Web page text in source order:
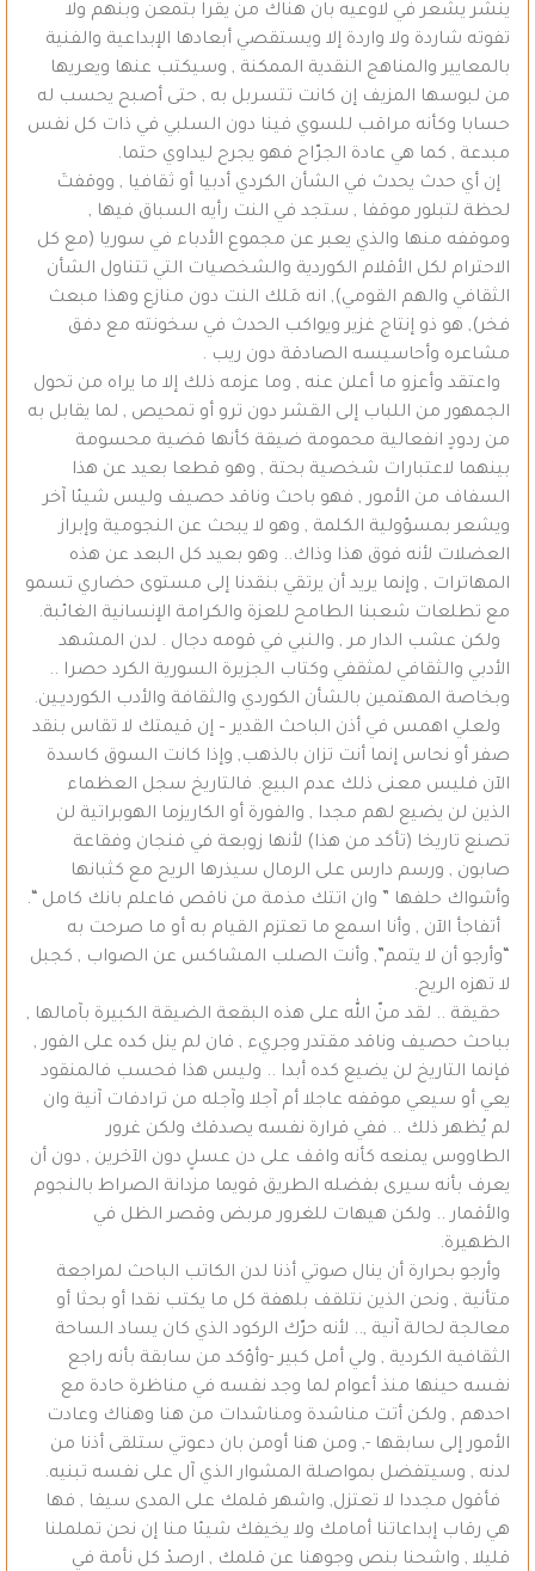
ينشر يشعر في لاوعيه بان هناك من يقرا بتمعن وبنهم ولا
تفوته شاردة ولا واردة إلا ويستقصي أبعادها الإبداعية والفنية
بالمعايير والمناهج النقدية الممكنة , وسيكتب عنها ويعريها
من لبوسها المزيف إن كانت تتسربل به , حتى أصبح يحسب له
حسابا وكأنه مراقب للسوي فينا دون السلبي في ذات كل نفس
مبدعة , كما هي عادة الجرّاح فهو يجرح ليداوي حتما.
إن أي حدث يحدث في الشأن الكردي أدبيا أو ثقافيا , ووقفتَ
لحظة لتبلور موقفا , ستجد في النت رأيه السباق فيها ,
وموقفه منها والذي يعبر عن مجموع الأدباء في سوريا (مع كل
الاحترام لكل الأقلام الكوردية والشخصيات التي تتناول الشأن
الثقافي والهم القومي), انه مَلك النت دون منازع وهذا مبعث
فخر), هو ذو إنتاج غزير ويواكب الحدث في سخونته مع دفق
مشاعره وأحاسيسه الصادقة دون ريب .
واعتقد وأعزو ما أعلن عنه , وما عزمه ذلك إلا ما يراه من تحول
الجمهور من اللباب إلى القشر دون ترو أو تمحيص , لما يقابل به
من ردودٍ انفعالية محمومة ضيقة كأنها قضية محسومة
بينهما لاعتبارات شخصية بحتة , وهو قطعا بعيد عن هذا
السفاف من الأمور , فهو باحث وناقد حصيف وليس شيئا آخر
ويشعر بمسؤولية الكلمة , وهو لا يبحث عن النجومية وإبراز
العضلات لأنه فوق هذا وذاك.. وهو بعيد كل البعد عن هذه
المهاترات , وإنما يريد أن يرتقي بنقدنا إلى مستوى حضاري تسمو
مع تطلعات شعبنا الطامح للعزة والكرامة الإنسانية الغائبة.
ولكن عشب الدار مر , والنبي في قومه دجال . لدن المشهد
الأدبي والثقافي لمثقفي وكتاب الجزيرة السورية الكرد حصرا ..
وبخاصة المهتمين بالشأن الكوردي والثقافة والأدب الكورديـين.
ولعلي اهمس في أذن الباحث القدير – إن قيمتك لا تقاس بنقد
صفر أو نحاس إنما أنت تزان بالذهب, وإذا كانت السوق كاسدة
الآن فليس معنى ذلك عدم البيع. فالتاريخ سجل العظماء
الذين لن يضيع لهم مجدا , والفورة أو الكاريزما الهوبراتية لن
تصنع تاريخا (تأكد من هذا) لأنها زوبعة في فنجان وفقاعة
صابون , ورسم دارس على الرمال سيذرها الريح مع كثبانها
وأشواك حلفها ” وان اتتك مذمة من ناقص فاعلم بانك كامل “.
أتفاجأ الآن , وأنا اسمع ما تعتزم القيام به أو ما صرحت به
“وأرجو أن لا يتمم”, وأنت الصلب المشاكس عن الصواب , كجبل
لا تهزه الريح.
حقيقة .. لقد منّ الله على هذه البقعة الضيقة الكبيرة بآمالها ,
بباحث حصيف وناقد مقتدر وجريء , فان لم ينل كده على الفور ,
فإنما التاريخ لن يضيع كده أبدا .. وليس هذا فحسب فالمنقود
يعي أو سيعي موقفه عاجلا أم آجلا وآجله من ترادفات آنية وان
لم يُظهر ذلك .. ففي قرارة نفسه يصدقك ولكن غرور
الطاووس يمنعه كأنه واقف على دن عسلٍ دون الآخرين , دون أن
يعرف بأنه سيرى بفضله الطريق قويما مزدانة الصراط بالنجوم
والأقمار .. ولكن هيهات للغرور مربض وقصر الظل في
الظهيرة.
وأرجو بحرارة أن ينال صوتي أذنا لدن الكاتب الباحث لمراجعة
متأنية , ونحن الذين نتلقف بلهفة كل ما يكتب نقدا أو بحثا أو
معالجة لحالة آنية ,.. لأنه حرّك الركود الذي كان يساد الساحة
الثقافية الكردية , ولي أمل كبير -وأؤكد من سابقة بأنه راجع
نفسه حينها منذ أعوام لما وجد نفسه في مناظرة حادة مع
احدهم , ولكن أتت مناشدة ومناشدات من هنا وهناك وعادت
الأمور إلى سابقها -, ومن هنا أومن بان دعوتي ستلقى أذنا من
لدنه , وسيتفضل بمواصلة المشوار الذي آل على نفسه تبنيه.
فأقول مجددا لا تعتزل, واشهر قلمك على المدى سيفا , فها
هي رقاب إبداعاتنا أمامك ولا يخيفك شيئا منا إن نحن تململنا
قليلا , واشحنا بنص وجوهنا عن قلمك , ارصدْ كل نأمة في